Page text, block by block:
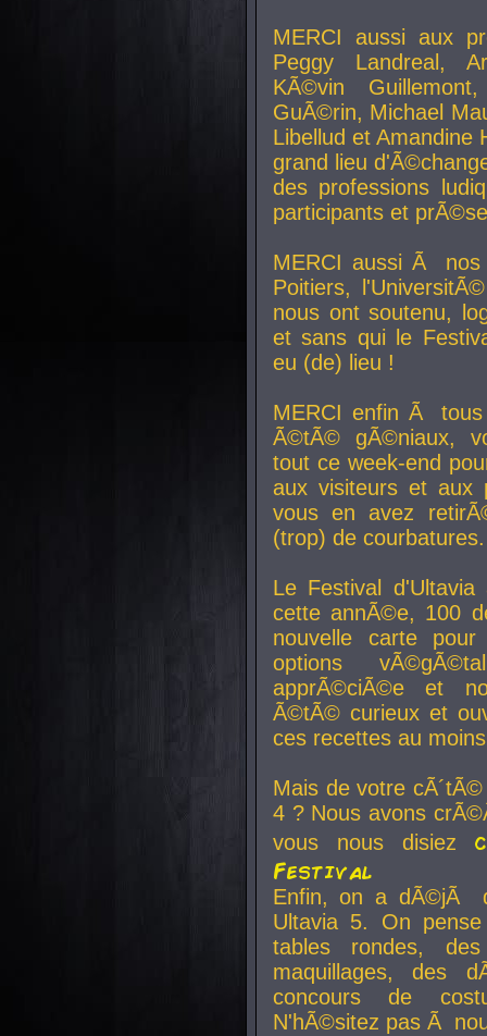
MERCI aussi aux
Peggy Landreal,
KÃ©vin
GuÃ©rin, Michael
Libellud et Amandine
grand lieu
des professions
participants et
MERCI aussi Ã nos
Poitiers,
nous ont soutenu,
et sans qui le
eu (de) lieu !
MERCI enfin Ã
Ã©tÃ© gÃ©niaux,
tout ce week-end
aux visiteurs et aux
vous en avez
(trop) de courbatures.
Le Festival
cette annÃ©e, 100
nouvelle carte
options
apprÃ©ciÃ©e et
Ã©tÃ© curieux et
ces recettes au
Mais de votre
4 ? Nous avons
vous nous disiez
Festival
Enfin, on a dÃ©jÃ
Ultavia 5. On
tables rondes,
maquillages, des
concours de
N'hÃ©sitez pas Ã